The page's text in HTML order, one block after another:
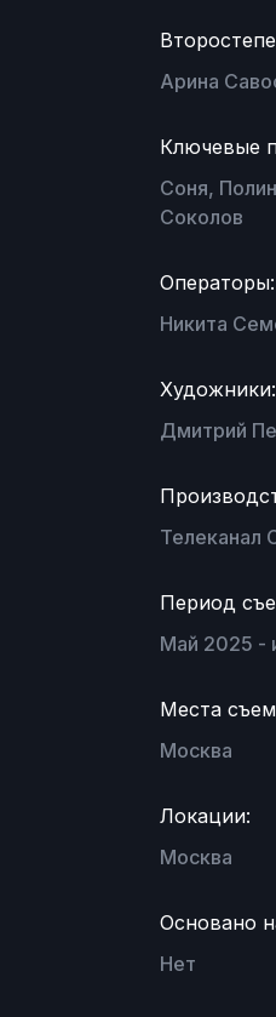
Арина
Ключевые
Соня,
Соколов
Операторы:
Никита
Художники:
Дмитрий
Телеканал
Период
Май 2025 -
Места
Москва
Локации:
Москва
Основано
Нет